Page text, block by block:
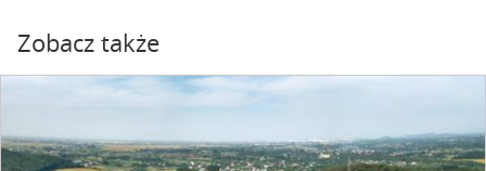
Zobacz także